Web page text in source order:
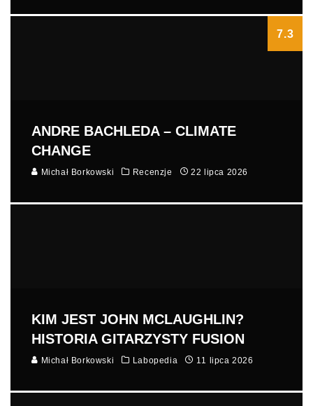
7.3
ANDRE BACHLEDA – CLIMATE
CHANGE
Michał Borkowski Recenzje 22 lipca 2026
KIM JEST JOHN MCLAUGHLIN?
HISTORIA GITARZYSTY FUSION
Michał Borkowski Labopedia 11 lipca 2026